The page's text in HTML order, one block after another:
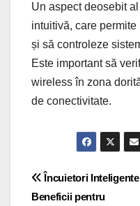
Un aspect deosebit
intuitivă, care
și să controleze
Este important să
wireless în zona
de conectivitate.
Post
Încuietori
Beneficii pentru